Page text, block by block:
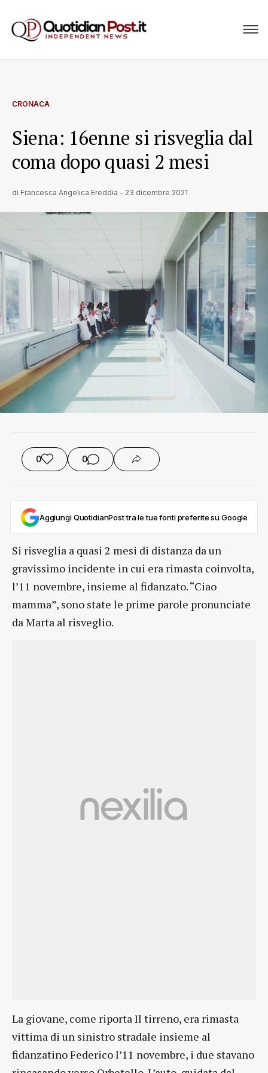
CRONACA
Siena: 16enne si risveglia dal
coma dopo quasi 2 mesi
di Francesca Angelica Ereddia - 23 dicembre 2021
0 0
Aggiungi QuotidianPost tra le tue fonti preferite su Google
Si risveglia a quasi 2 mesi di distanza da un
gravissimo incidente in cui era rimasta coinvolta,
l’11 novembre, insieme al fidanzato. “Ciao
mamma”, sono state le prime parole pronunciate
da Marta al risveglio.
La giovane, come riporta Il tirreno, era rimasta
vittima di un sinistro stradale insieme al
fidanzatino Federico l’11 novembre, i due stavano